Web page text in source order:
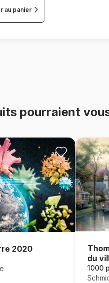
au panier
pourraient
2020
du
1000